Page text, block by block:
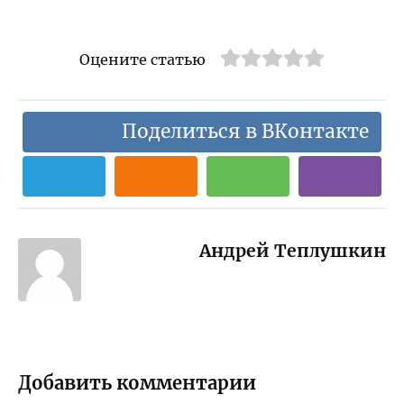
а и риски
основных
Оцените статью
Поделиться в ВКонтакте
Андрей Теплушкин
Добавить комментарии